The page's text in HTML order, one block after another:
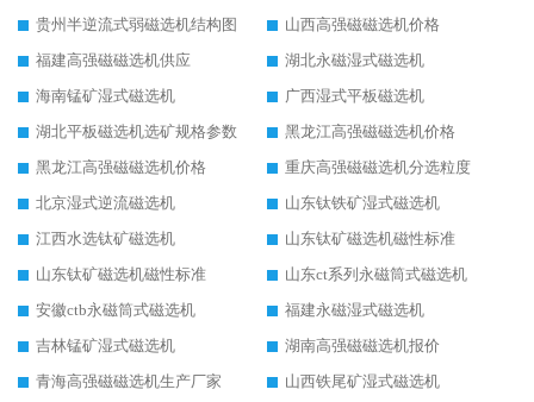
贵州半逆流式弱磁选机结构图
山西高强磁磁选机价格
福建高强磁磁选机供应
湖北永磁湿式磁选机
海南锰矿湿式磁选机
广西湿式平板磁选机
湖北平板磁选机选矿规格参数
黑龙江高强磁磁选机价格
黑龙江高强磁磁选机价格
重庆高强磁磁选机分选粒度
北京湿式逆流磁选机
山东钛铁矿湿式磁选机
江西水选钛矿磁选机
山东钛矿磁选机磁性标准
山东钛矿磁选机磁性标准
山东ct系列永磁筒式磁选机
安徽ctb永磁筒式磁选机
福建永磁湿式磁选机
吉林锰矿湿式磁选机
湖南高强磁磁选机报价
青海高强磁磁选机生产厂家
山西铁尾矿湿式磁选机